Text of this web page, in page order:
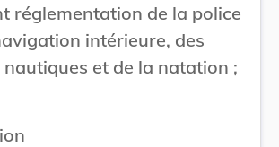
réglementation de la police
intérieure, des
et de la natation ;